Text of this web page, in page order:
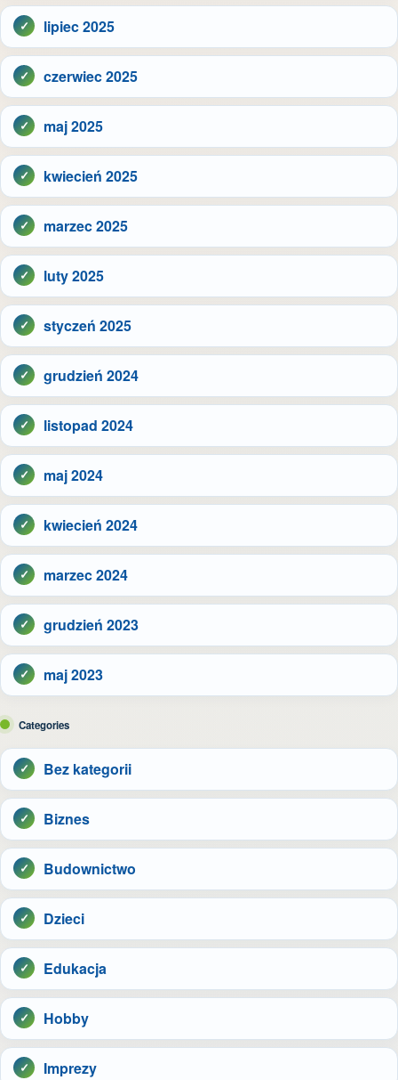
lipiec 2025
czerwiec 2025
maj 2025
kwiecień 2025
marzec 2025
luty 2025
styczeń 2025
grudzień 2024
listopad 2024
maj 2024
kwiecień 2024
marzec 2024
grudzień 2023
maj 2023
Categories
Bez kategorii
Biznes
Budownictwo
Dzieci
Edukacja
Hobby
Imprezy